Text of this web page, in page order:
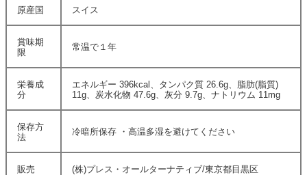
原産国 スイス
賞味期
限
常温で１年
栄養成
分
エネルギー 396kcal、タンパク質 26.6g、脂肪(脂質)
11g、炭水化物 47.6g、灰分 9.7g、ナトリウム 11mg
保存方
法
冷暗所保存 ・高温多湿を避けてください
販売 (株)プレス・オールターナティブ/東京都目黒区